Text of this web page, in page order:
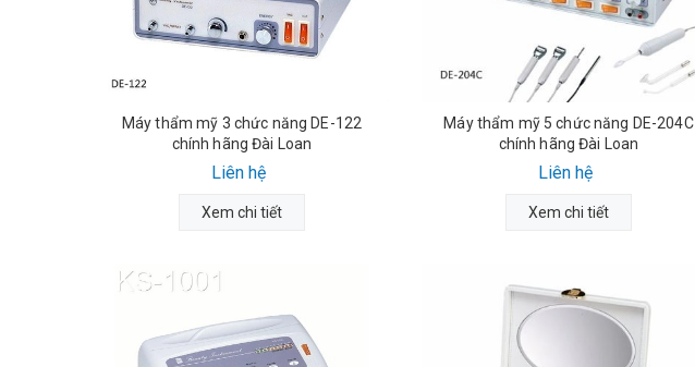
Máy thẩm mỹ 3 chức năng DE-122
chính hãng Đài Loan
Liên hệ
Xem chi tiết
Máy thẩm mỹ 5 chức năng DE-204C
chính hãng Đài Loan
Liên hệ
Xem chi tiết